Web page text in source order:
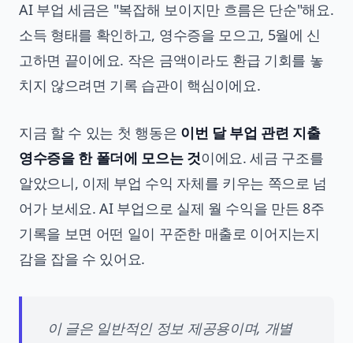
AI 부업 세금은 "복잡해 보이지만 흐름은 단순"해요.
소득 형태를 확인하고, 영수증을 모으고, 5월에 신
고하면 끝이에요. 작은 금액이라도 환급 기회를 놓
치지 않으려면 기록 습관이 핵심이에요.
지금 할 수 있는 첫 행동은 이번 달 부업 관련 지출
영수증을 한 폴더에 모으는 것이에요. 세금 구조를
알았으니, 이제 부업 수익 자체를 키우는 쪽으로 넘
어가 보세요.AI 부업으로 실제 월 수익을 만든 8주
기록을 보면 어떤 일이 꾸준한 매출로 이어지는지
감을 잡을 수 있어요.
이 글은 일반적인 정보 제공용이며, 개별